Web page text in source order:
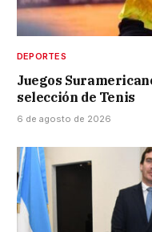
DEPORTES
Juegos
selección de Tenis
6 de agosto de 2026